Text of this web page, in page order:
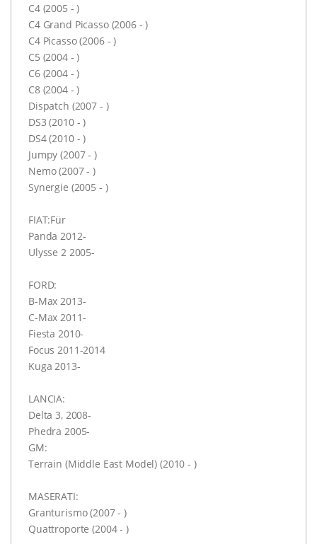
C4 (2005 - )
C4 Grand Picasso (2006 - )
C4 Picasso (2006 - )
C5 (2004 - )
C6 (2004 - )
C8 (2004 - )
Dispatch (2007 - )
DS3 (2010 - )
DS4 (2010 - )
Jumpy (2007 - )
Nemo (2007 - )
Synergie (2005 - )
FIAT:Für
Panda 2012-
Ulysse 2 2005-
FORD:
B-Max 2013-
C-Max 2011-
Fiesta 2010-
Focus 2011-2014
Kuga 2013-
LANCIA:
Delta 3, 2008-
Phedra 2005-
GM:
Terrain (Middle East Model) (2010 - )
MASERATI:
Granturismo (2007 - )
Quattroporte (2004 - )